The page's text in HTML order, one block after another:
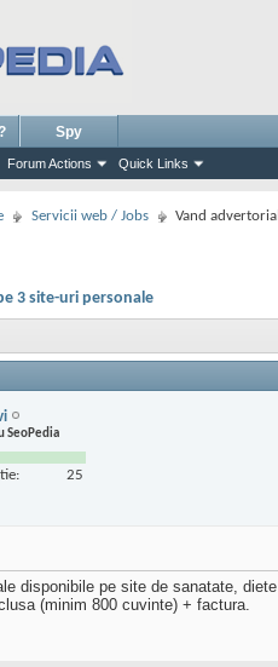
Forum Actions Quick Links
Spy
Servicii web / Jobs Vand
3 site-uri personale
SeoPedia
25
disponibile pe site de sanatate,
(minim 800 cuvinte) + factura.